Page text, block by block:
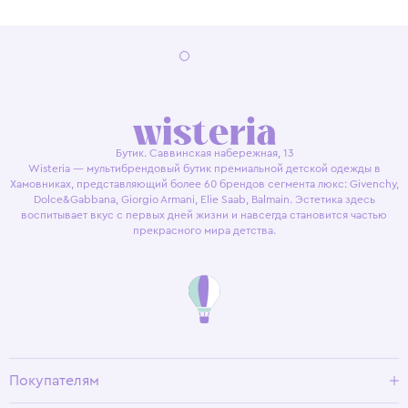
Бутик. Саввинская набережная, 13
Wisteria — мультибрендовый бутик премиальной детской одежды в
Хамовниках, представляющий более 60 брендов сегмента люкс: Givenchy,
Dolce&Gabbana, Giorgio Armani, Elie Saab, Balmain. Эстетика здесь
воспитывает вкус с первых дней жизни и навсегда становится частью
прекрасного мира детства.
Покупателям